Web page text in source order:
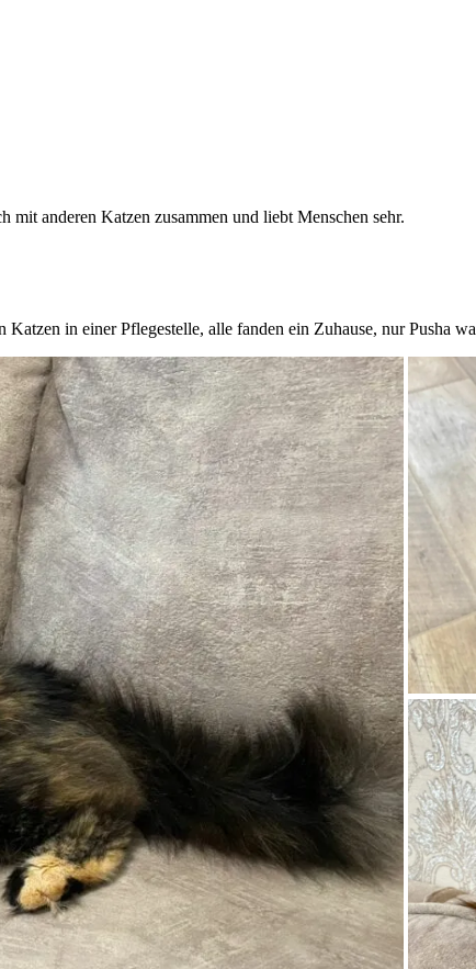
anderen Katzen zusammen und liebt Menschen sehr.
in einer Pflegestelle, alle fanden ein Zuhause, nur Pusha